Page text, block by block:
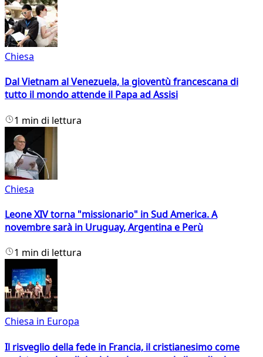
Chiesa
Dal Vietnam al Venezuela, la gioventù francescana di
tutto il mondo attende il Papa ad Assisi
1 min di lettura
Chiesa
Leone XIV torna "missionario" in Sud America. A
novembre sarà in Uruguay, Argentina e Perù
1 min di lettura
Chiesa in Europa
Il risveglio della fede in Francia, il cristianesimo come